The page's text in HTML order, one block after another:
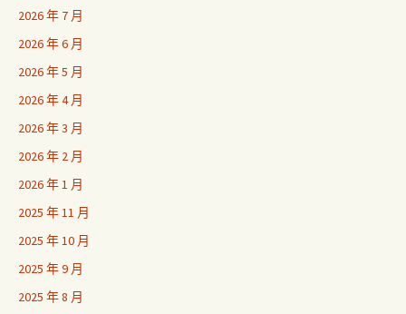
2026 年 7 月
2026 年 6 月
2026 年 5 月
2026 年 4 月
2026 年 3 月
2026 年 2 月
2026 年 1 月
2025 年 11 月
2025 年 10 月
2025 年 9 月
2025 年 8 月